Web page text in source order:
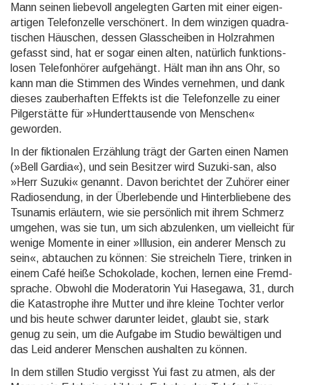
Mann seinen liebevoll ange­legten Garten mit einer eigen­
artigen Telefon­zelle verschö­nert. In dem winzigen quadra­
tischen Häuschen, dessen Glas­scheiben in Holz­rahmen
gefasst sind, hat er sogar einen alten, natürlich funktions­
losen Telefon­hörer aufge­hängt. Hält man ihn ans Ohr, so
kann man die Stimmen des Windes vernehmen, und dank
dieses zauber­haften Effekts ist die Telefon­zelle zu einer
Pilger­stätte für »Hundert­tausende von Menschen«
geworden.
In der fiktionalen Erzählung trägt der Garten einen Namen
(»Bell Gardia«), und sein Besitzer wird Suzuki-san, also
»Herr Suzuki« genannt. Davon berichtet der Zuhörer einer
Radio­sendung, in der Über­lebende und Hinter­bliebene des
Tsunamis erläutern, wie sie persön­lich mit ihrem Schmerz
umgehen, was sie tun, um sich abzu­lenken, um viel­leicht für
wenige Momente in einer »Illusion, ein anderer Mensch zu
sein«, abtauchen zu können: Sie strei­cheln Tiere, trinken in
einem Café heiße Schoko­lade, kochen, lernen eine Fremd­
sprache. Obwohl die Modera­torin Yui Hasegawa, 31, durch
die Katas­trophe ihre Mutter und ihre kleine Tochter verlor
und bis heute schwer darunter leidet, glaubt sie, stark
genug zu sein, um die Aufgabe im Studio bewäl­tigen und
das Leid anderer Menschen aushalten zu können.
In dem stillen Studio vergisst Yui fast zu atmen, als der